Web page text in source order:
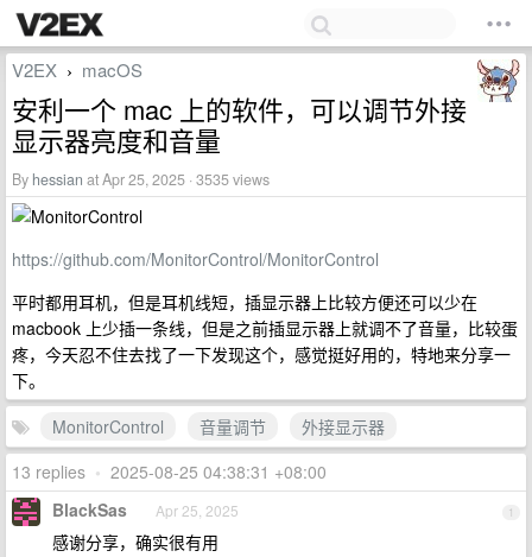
V2EX › macOS
安利一个 mac 上的软件，可以调节外接
显示器亮度和音量
By hessian at Apr 25, 2025 · 3535 views
https://github.com/MonitorControl/MonitorControl
平时都用耳机，但是耳机线短，插显示器上比较方便还可以少在
macbook 上少插一条线，但是之前插显示器上就调不了音量，比较蛋
疼，今天忍不住去找了一下发现这个，感觉挺好用的，特地来分享一
下。
MonitorControl
音量调节
外接显示器
13 replies • 2025-08-25 04:38:31 +08:00
1
BlackSas Apr 25, 2025
感谢分享，确实很有用